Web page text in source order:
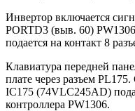
Инвертор включается
PORTD3 (выв. 60)
подается на контакт 8
Клавиатура передней
плате через разъем
IC175 (74VLC245AD)
контроллера PW1306.